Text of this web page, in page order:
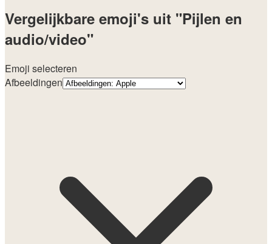
Vergelijkbare emoji's uit "Pijlen en
audio/video"
Emoji selecteren
Afbeeldingen